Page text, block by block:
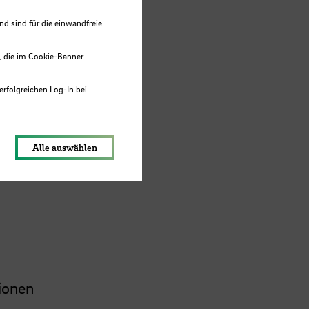
sind für die einwandfreie
die im Cookie-Banner
Log-In bei
Alle auswählen